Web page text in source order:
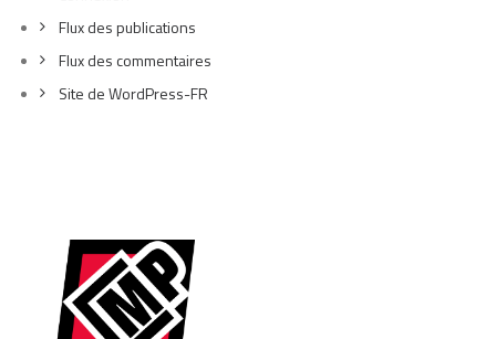
Flux des publications
Flux des commentaires
Site de WordPress-FR